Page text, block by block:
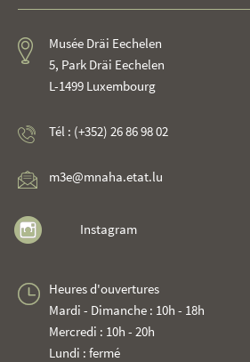
Musée Dräi Eechelen
5, Park Dräi Eechelen
L-1499 Luxembourg
Tél : (+352) 26 86 98 02
m3e@mnaha.etat.lu
Instagram
Heures d'ouvertures
Mardi - Dimanche : 10h - 18h
Mercredi : 10h - 20h
Lundi : fermé